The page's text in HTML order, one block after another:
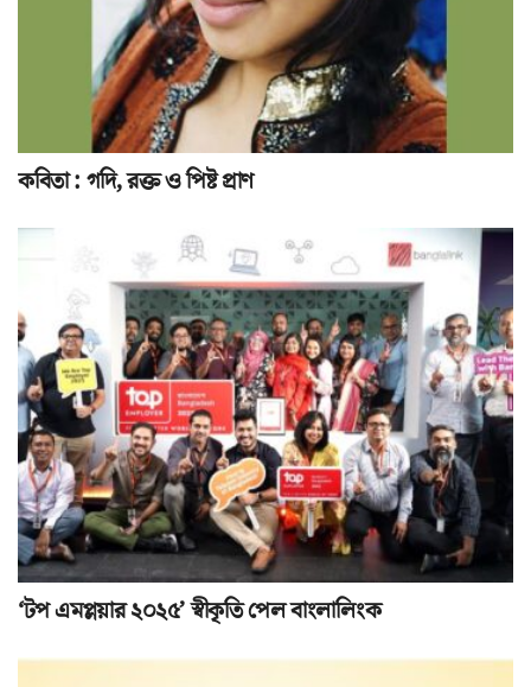
কবিতা : গদি, রক্ত ও পিষ্ট প্রাণ
‘টপ এমপ্লয়ার ২০২৫’ স্বীকৃতি পেল বাংলালিংক